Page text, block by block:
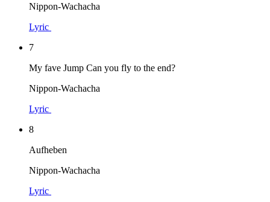
Nippon-Wachacha
Lyric
7
My fave Jump Can you fly to the end?
Nippon-Wachacha
Lyric
8
Aufheben
Nippon-Wachacha
Lyric